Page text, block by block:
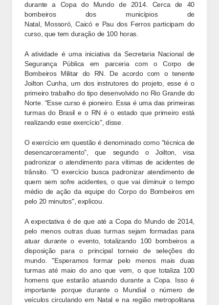
durante a Copa do Mundo de 2014. Cerca de 40
bombeiros dos municípios de
Natal, Mossoró, Caicó e Pau dos Ferros participam do
curso, que tem duração de 100 horas.
A atividade é uma iniciativa da Secretaria Nacional de
Segurança Pública em parceria com o Corpo de
Bombeiros Militar do RN. De acordo com o tenente
Joilton Cunha, um dos instrutores do projeto, esse é o
primeiro trabalho do tipo desenvolvido no Rio Grande do
Norte. "Esse curso é pioneiro. Essa é uma das primeiras
turmas do Brasil e o RN é o estado que primeiro está
realizando esse exercício", disse.
O exercício em questão é denominado como "técnica de
desencarceramento", que segundo o Joilton, visa
padronizar o atendimento para vítimas de acidentes de
trânsito. "O exercício busca padronizar atendimento de
quem sem sofre acidentes, o que vai diminuir o tempo
médio de ação da equipe do Corpo do Bombeiros em
pelo 20 minutos", explicou.
A expectativa é de que até a Copa do Mundo de 2014,
pelo menos outras duas turmas sejam formadas para
atuar durante o evento, totalizando 100 bombeiros a
disposição para o principal torneio de seleções do
mundo. "Esperamos formar pelo menos mais duas
turmas até maio do ano que vem, o que totaliza 100
homens que estarão atuando durante a Copa. Isso é
importante porque durante o Mundial o número de
veículos circulando em Natal e na região metropolitana